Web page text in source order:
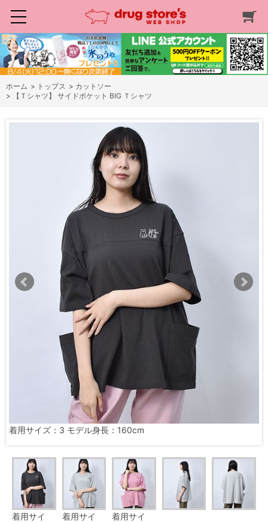
ホーム > トップス > カットソー
>
【Ｔシャツ】 サイドポケット BIG Ｔシャツ
着用サイズ：3 モデル身長：160cm
着用サイ
着用サイ
着用サイ